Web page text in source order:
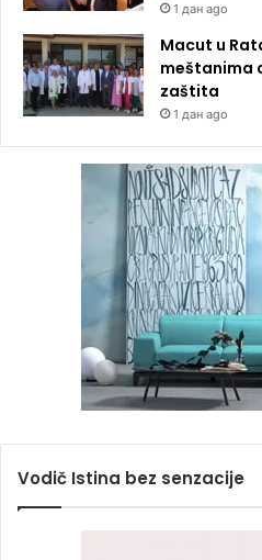
1 дан ago
Macut u
meštanima
zaštita
1 дан ago
Vodič Istina bez senzacije